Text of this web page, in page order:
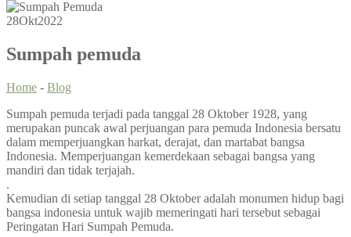
28Okt2022
Sumpah pemuda
Home - Blog
Sumpah pemuda terjadi pada tanggal 28 Oktober 1928, yang
merupakan puncak awal perjuangan para pemuda Indonesia bersatu
dalam memperjuangkan harkat, derajat, dan martabat bangsa
Indonesia. Memperjuangan kemerdekaan sebagai bangsa yang
mandiri dan tidak terjajah.
.
Kemudian di setiap tanggal 28 Oktober adalah monumen hidup bagi
bangsa indonesia untuk wajib memeringati hari tersebut sebagai
Peringatan Hari Sumpah Pemuda.